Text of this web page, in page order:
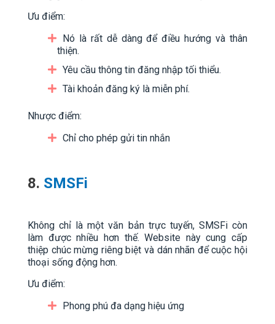
Ưu điểm:
Nó là rất dễ dàng để điều hướng và thân
thiện.
Yêu cầu thông tin đăng nhập tối thiểu.
Tài khoản đăng ký là miễn phí.
Nhược điểm:
Chỉ cho phép gửi tin nhắn
8. SMSFi
Không chỉ là một văn bản trực tuyến, SMSFi còn
làm được nhiều hơn thế. Website này cung cấp
thiệp chúc mừng riêng biệt và dán nhãn để cuộc hội
thoại sống động hơn.
Ưu điểm:
Phong phú đa dạng hiệu ứng